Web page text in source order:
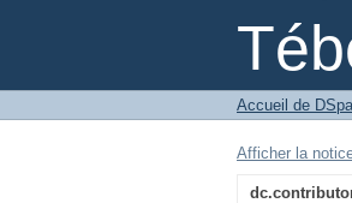
Accueil de
Afficher la